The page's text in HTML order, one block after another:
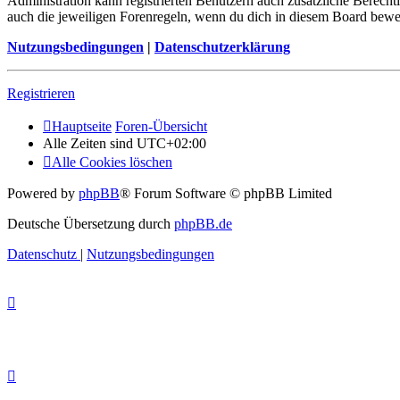
auch die jeweiligen Forenregeln, wenn du dich in diesem Board
Nutzungsbedingungen | Datenschutzerklärung
Registrieren
Hauptseite Foren-Übersicht
Alle Zeiten sind UTC+02:00
Alle Cookies löschen
Powered by phpBB® Forum Software © phpBB Limited
Deutsche Übersetzung durch phpBB.de
Datenschutz | Nutzungsbedingungen